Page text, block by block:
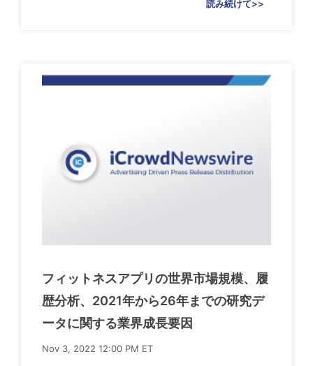
読み続けて>>
フィットネスアプリの世界市場規模、履
歴分析、2021年から26年までの研究デ
ータに関する業界成長要因
Nov 3, 2022 12:00 PM ET